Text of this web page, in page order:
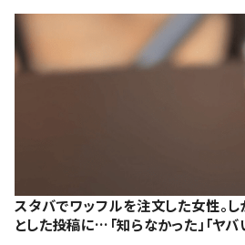
スタバでワッフルを注文した女性。
とした投稿に…「知らなかった」「ヤバ